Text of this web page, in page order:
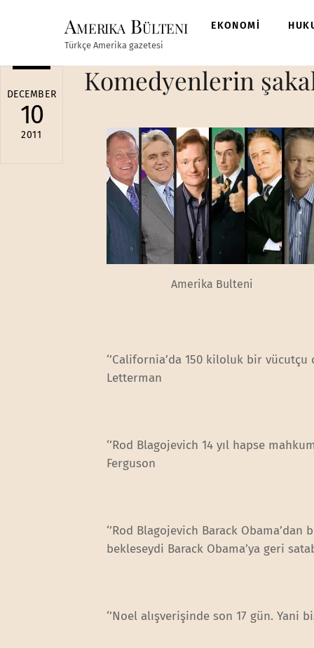
Amerika Bülteni
Türkçe Amerika gazetesi
EKONOMİ
DECEMBER
10
2011
Komedyenlerin
Amerika Bulteni
‘’California’da 150 kiloluk bir
Letterman
‘’Rod Blagojevich 14 yıl hapse
Ferguson
‘’Rod Blagojevich Barack
bekleseydi Barack Obama’ya geri
‘’Noel alışverişinde son 17 gün. Yani